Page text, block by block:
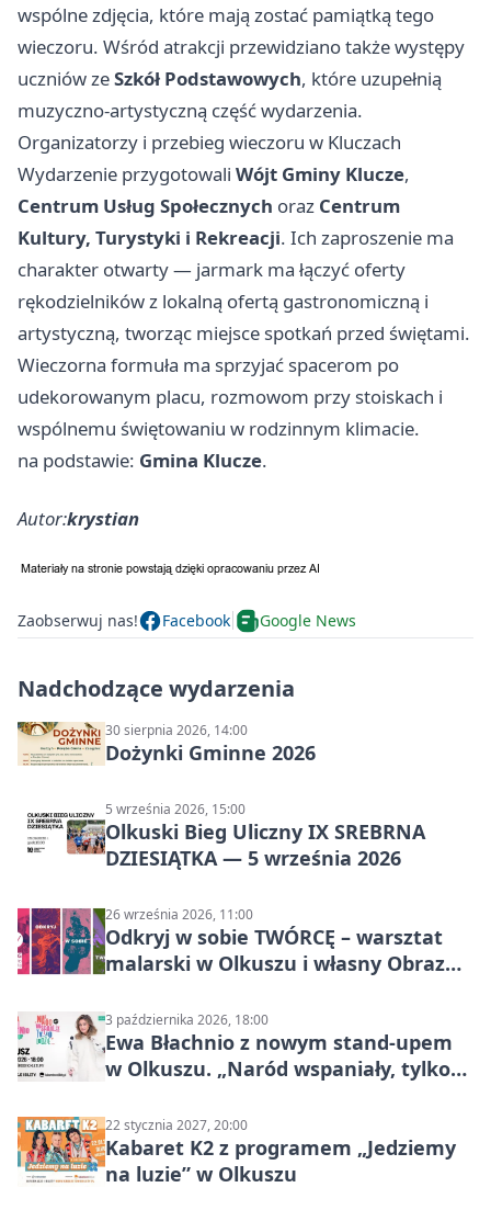
wspólne zdjęcia, które mają zostać pamiątką tego
wieczoru. Wśród atrakcji przewidziano także występy
uczniów zeSzkół Podstawowych, które uzupełnią
muzyczno-artystyczną część wydarzenia.
Organizatorzy i przebieg wieczoru w Kluczach
Wydarzenie przygotowali Wójt Gminy Klucze,
Centrum Usług Społecznych oraz Centrum
Kultury, Turystyki i Rekreacji. Ich zaproszenie ma
charakter otwarty — jarmark ma łączyć oferty
rękodzielników z lokalną ofertą gastronomiczną i
artystyczną, tworząc miejsce spotkań przed świętami.
Wieczorna formuła ma sprzyjać spacerom po
udekorowanym placu, rozmowom przy stoiskach i
wspólnemu świętowaniu w rodzinnym klimacie.
na podstawie: Gmina Klucze.
Autor:krystian
Zaobserwuj nas! Facebook Google News
Nadchodzące wydarzenia
30 sierpnia 2026, 14:00
Dożynki Gminne 2026
5 września 2026, 15:00
Olkuski Bieg Uliczny IX SREBRNA
DZIESIĄTKA — 5 września 2026
26 września 2026, 11:00
Odkryj w sobie TWÓRCĘ – warsztat
malarski w Olkuszu i własny Obraz
3 października 2026, 18:00
Ewa Błachnio z nowym stand-upem
w Olkuszu. „Naród wspaniały, tylko
22 stycznia 2027, 20:00
Kabaret K2 z programem „Jedziemy
na luzie” w Olkuszu